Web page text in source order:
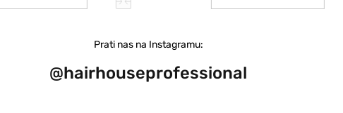
Prati nas na Instagramu:
@hairhouseprofessional